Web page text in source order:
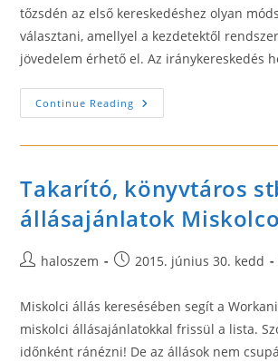
tőzsdén az első kereskedéshez olyan
választani, amellyel a kezdetektől
jövedelem érhető el. Az iránykereskedés
Continue Reading Opciókereskedés
Bemutatása
Takarító, könyvtáros
állásajánlatok
Posthaloszem
Post2015. június 30. kedd
Miskolci állás keresésében segít a
miskolci állásajánlatokkal frissül a lista.
időnként ránézni! De az állások nem